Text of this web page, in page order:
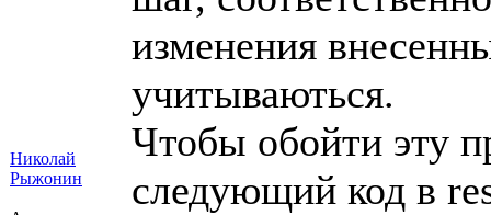
Николай
Рыжонин
изменения
учитываються.
Чтобы обойти эту
следующий код в